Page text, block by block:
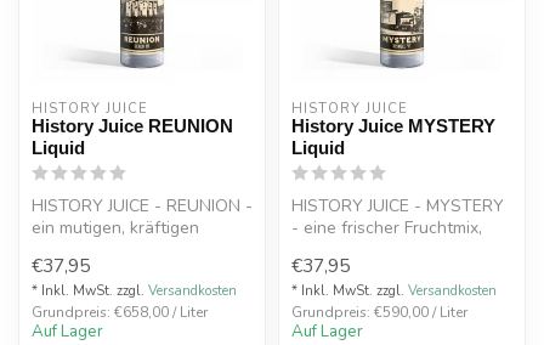
HISTORY JUICE
History Juice REUNION
Liquid
HISTORY JUICE - REUNION -
ein mutigen, kräftigen
€37,95
* Inkl. MwSt. zzgl. Versandkosten
Grundpreis: €658,00 / Liter
Auf Lager
HISTORY JUICE
History Juice MYSTERY
Liquid
HISTORY JUICE - MYSTERY
- eine frischer Fruchtmix,
€37,95
* Inkl. MwSt. zzgl. Versandkosten
Grundpreis: €590,00 / Liter
Auf Lager